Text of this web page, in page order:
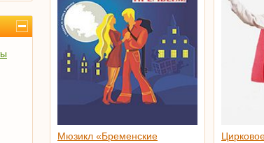
Мюзикл «Бременские